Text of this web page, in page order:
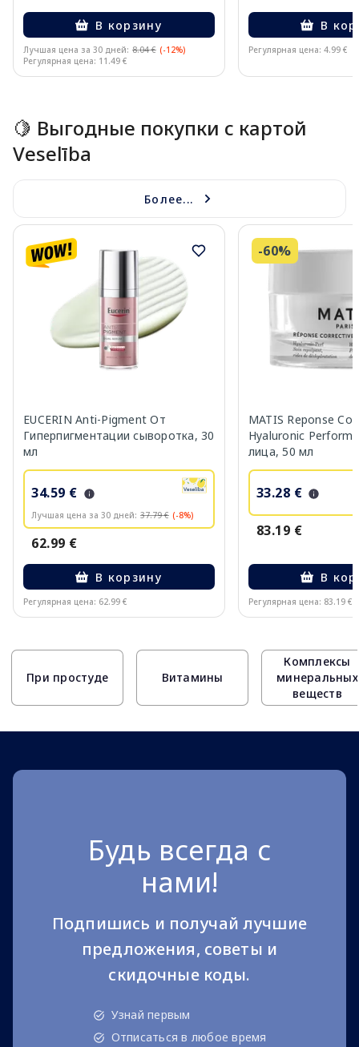
В корзину
Лучшая цена за 30 дней: 8.04 € (-12%)
Регулярная цена: 11.49 €
В
Регулярная цена: 4.99 €
🍋 Выгодные покупки с картой
Veselība
Более...
EUCERIN Anti-Pigment От
Гиперпигментации сыворотка, 30
мл
34.59 €
Лучшая цена за 30 дней: 37.79 € (-8%)
62.99 €
В корзину
Регулярная цена: 62.99 €
-60%
MATIS Reponse
Hyaluronic
лица, 50 мл
33.28 €
83.19 €
В
Регулярная цена: 83.19 €
При простуде Витамины
Комплексы
минеральных
веществ
Будь всегда с
нами!
Подпишись и получай лучшие
предложения, советы и
скидочные коды.
Узнай первым
Отписаться в любое время